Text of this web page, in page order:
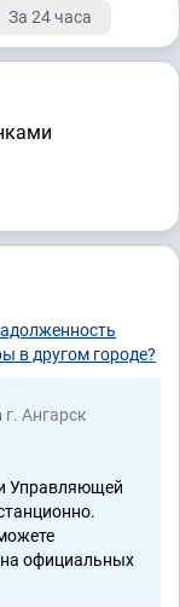
За 24 часа
в другом городе?
г. Ангарск
Управляющей
официальных